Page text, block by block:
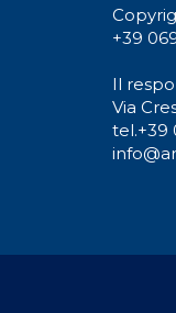
+39
Il
Via
tel.+39